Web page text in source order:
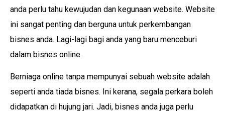
anda perlu tahu kewujudan dan kegunaan website. Website
ini sangat penting dan berguna untuk perkembangan
bisnes anda. Lagi-lagi bagi anda yang baru menceburi
dalam bisnes online.
Berniaga online tanpa mempunyai sebuah website adalah
seperti anda tiada bisnes. Ini kerana, segala perkara boleh
didapatkan di hujung jari. Jadi, bisnes anda juga perlu